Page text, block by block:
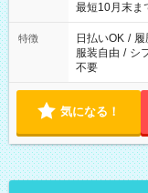
最短10月末ま
特徴 日払いOK / 履
服装自由 / シ
不要
気になる！